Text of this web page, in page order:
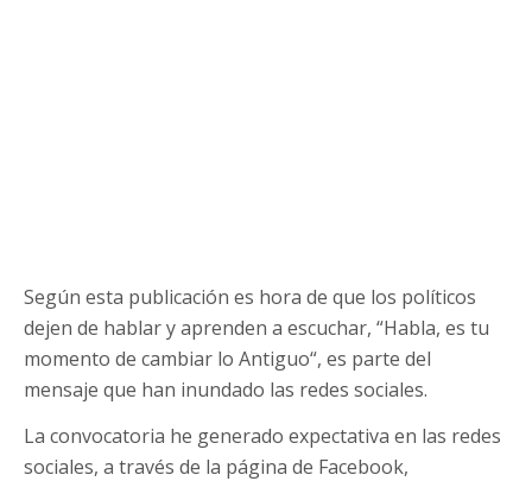
Según esta publicación es hora de que los políticos
dejen de hablar y aprenden a escuchar, “Habla, es tu
momento de cambiar lo Antiguo“, es parte del
mensaje que han inundado las redes sociales.
La convocatoria he generado expectativa en las redes
sociales, a través de la página de Facebook,